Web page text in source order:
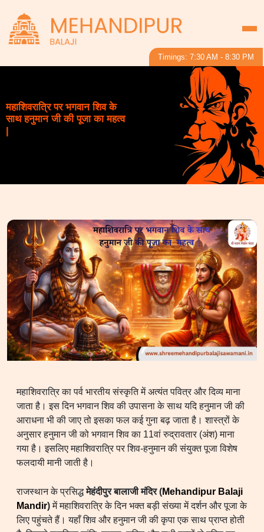
Timings: 7:30 AM - 8:30 PM
महाशिवरात्रि पर भगवान शिव के
साथ हनुमान जी की पूजा का महत्व
|
महाशिवरात्रि का पर्व भारतीय संस्कृति में अत्यंत पवित्र और दिव्य माना
जाता है। इस दिन भगवान शिव की उपासना के साथ यदि हनुमान जी की
आराधना भी की जाए तो इसका फल कई गुना बढ़ जाता है। शास्त्रों के
अनुसार हनुमान जी को भगवान शिव का 11वां रुद्रावतार (अंश) माना
गया है। इसलिए महाशिवरात्रि पर शिव-हनुमान की संयुक्त पूजा विशेष
फलदायी मानी जाती है।
राजस्थान के प्रसिद्धमेहंदीपुर बालाजी मंदिर (Mehandipur Balaji
Mandir)में महाशिवरात्रि के दिन भक्त बड़ी संख्या में दर्शन और पूजा के
लिए पहुंचते हैं। यहाँ शिव और हनुमान जी की कृपा एक साथ प्राप्त होती